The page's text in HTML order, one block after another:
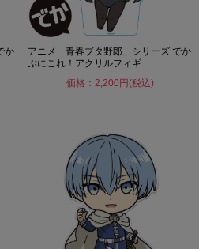
か
アニメ「青春ブタ野郎」シリーズ でか
ぷにこれ！アクリルフィギ...
価格：2,200円(税込)